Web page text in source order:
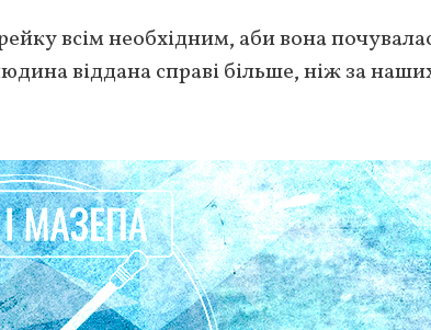
всім необхідним, аби вона
віддана справі більше, ніж за